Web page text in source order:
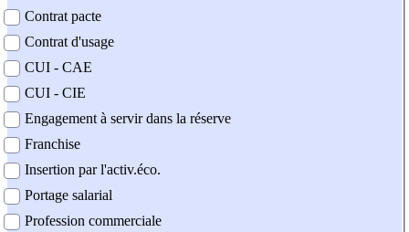
Contrat pacte
Contrat d'usage
CUI - CAE
CUI - CIE
Engagement à servir dans la réserve
Franchise
Insertion par l'activ.éco.
Portage salarial
Profession commerciale